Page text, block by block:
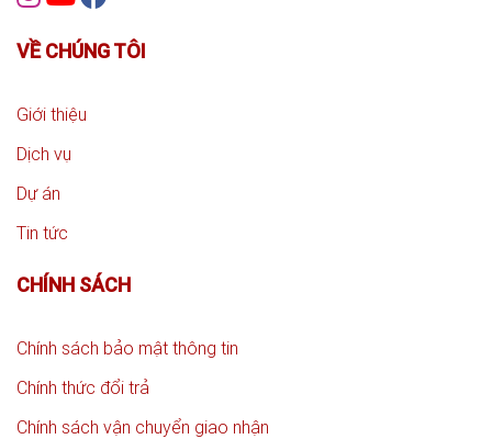
VỀ CHÚNG TÔI
Giới thiệu
Dịch vụ
Dự án
Tin tức
CHÍNH SÁCH
Chính sách bảo mật thông tin
Chính thức đổi trả
Chính sách vận chuyển giao nhận